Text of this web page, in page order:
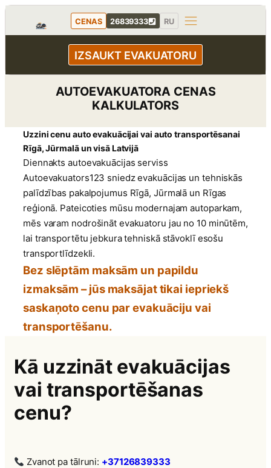
Pāriet
CENAS 26839333 RU
IZSAUKT EVAKUATORU
AUTOEVAKUATORA CENAS
KALKULATORS
Uzzini cenu auto evakuācijai vai auto transportēsanai
Rīgā, Jūrmalā un visā Latvijā
Diennakts autoevakuācijas serviss
Autoevakuators123 sniedz evakuācijas un tehniskās
palīdzības pakalpojumus Rīgā, Jūrmalā un Rīgas
reģionā. Pateicoties mūsu modernajam autoparkam,
mēs varam nodrošināt evakuatoru jau no 10 minūtēm,
lai transportētu jebkura tehniskā stāvoklī esošu
transportlīdzekli.
Bez slēptām maksām un papildu
izmaksām – jūs maksājat tikai iepriekš
saskaņoto cenu par evakuāciju vai
transportēšanu.
Kā uzzināt evakuācijas
vai transportēšanas
cenu?
Zvanot pa tālruni: +37126839333